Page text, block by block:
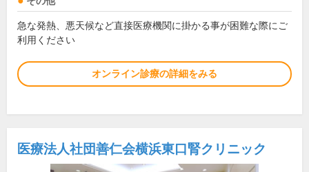
急な発熱、悪天候など直接医療機関に掛かる事が困難な際にご
利用ください
オンライン診療の詳細をみる
医療法人社団善仁会横浜東口腎クリニック